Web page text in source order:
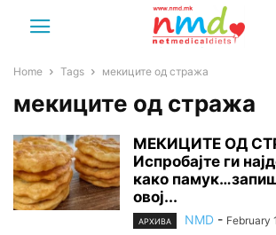
Home Tags мекиците од стража
мекиците од стража
МЕКИЦИТЕ ОД
Испробајте ги
како
овој...
АРХИВА NMD - February